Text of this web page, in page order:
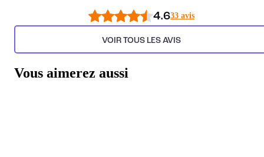
4.633 avis
VOIR TOUS LES AVIS
Vous aimerez aussi